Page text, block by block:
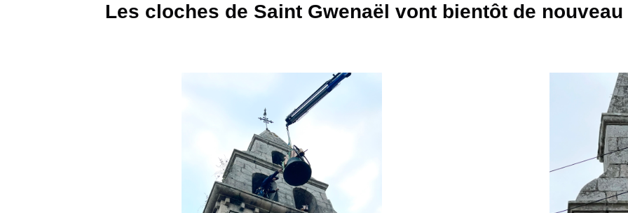
Les cloches de Saint Gwenaël vont bientôt de